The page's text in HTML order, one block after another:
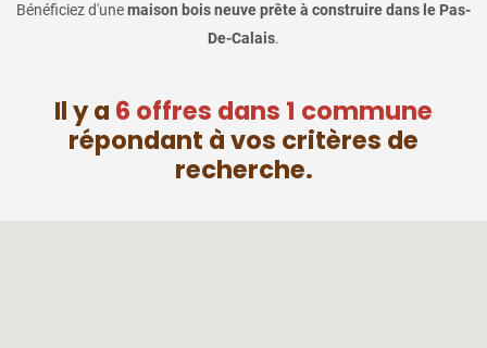
Bénéficiez d'unemaison bois neuve prête à construire dans le Pas-
De-Calais.
Il y a 6 offres dans 1 commune
répondant à vos critères de
recherche.